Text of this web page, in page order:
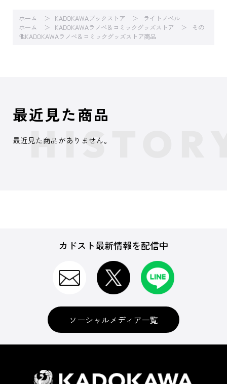
ホーム KADOKAWAブックストア
ライトノベル
ホーム
KADOKAWAラノベ＆コミックグッズストア
その
他KADOKAWAラノベ＆コミックグッズストア商品
最近見た商品
最近見た商品がありません。
カドスト最新情報を配信中
ソーシャルメディア一覧